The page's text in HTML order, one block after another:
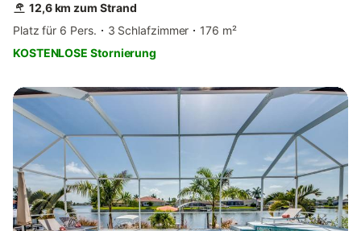
12,6 km zum Strand
Platz für 6 Pers.
3 Schlafzimmer
176 m²
KOSTENLOSE Stornierung